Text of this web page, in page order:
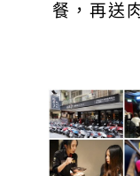
餐，再送